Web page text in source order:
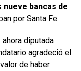
nueve bancas de
por Santa Fe.
diputada
agradeció el
de haber